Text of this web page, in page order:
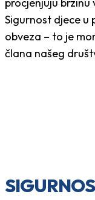
Sigurnost djece u
obveza – to je
člana našeg